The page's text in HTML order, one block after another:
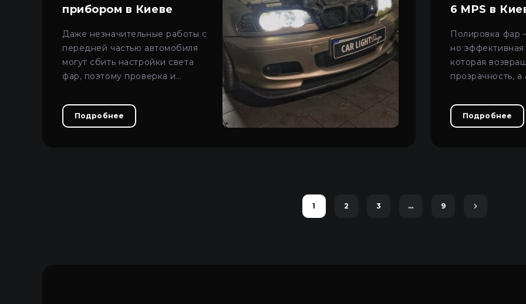
прибором в Киеве
Даже незначительные работы с
передней частью автомобиля
могут сбить настройки света
фар, поэтому проверка и
являются обязательными.
Подробнее
6 MPS в
Полировка фар
но
которая
прозрачность,
свет.
Подробнее
1 2 3 … 9